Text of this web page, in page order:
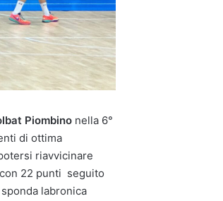
Piombino nella 6°
di ottima
riavvicinare
22 punti seguito
labronica